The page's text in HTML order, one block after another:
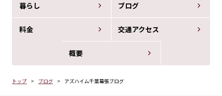
暮らし ブログ
料金 交通アクセス
概要
トップ ブログ アズハイム千葉幕張ブログ